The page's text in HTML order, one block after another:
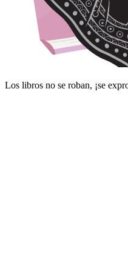
Los libros no se roban, ¡se